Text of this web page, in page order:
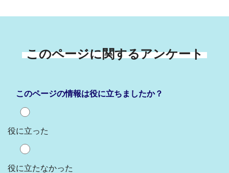
このページに関するアンケート
このページの情報は役に立ちましたか？
役に立った
役に立たなかった